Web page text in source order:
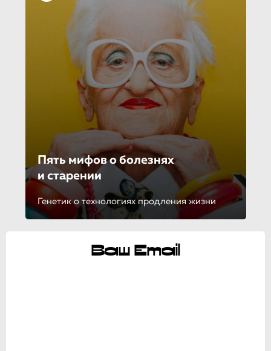
Пять мифов о болезнях
и старении
Генетик о технологиях продления жизни
Ваш Email